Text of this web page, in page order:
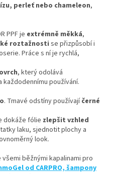
perleť nebo chameleon,
PPF je extrémně měkká,
roztažnosti se přizpůsobí i
Práce s ní je rychlá,
, který odolává
každodennímu používání.
. Tmavé odstíny používajíčerné
dokáže fólie zlepšit vzhled
laku, sjednotit plochy a
look.
běžnými kapalinami pro
od CARPRO, šampony